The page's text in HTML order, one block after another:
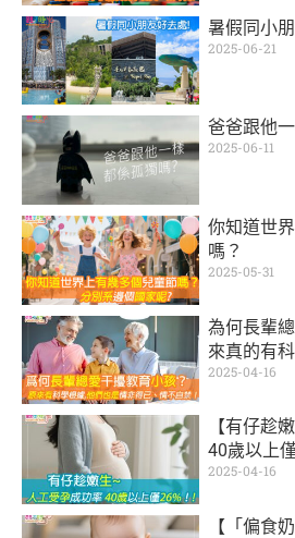
暑假同小
2025-06-21
爸爸跟他
2025-06-11
你知道世
嗎？
2025-05-31
為何長輩
來真的有
2025-04-16
【有仔趁
40歲以上僅
2025-04-16
【「偏食